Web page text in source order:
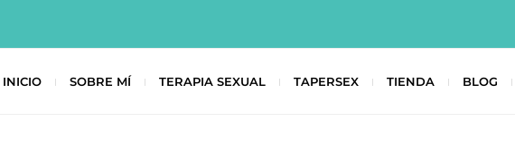
INICIO SOBRE MÍ TERAPIA SEXUAL TAPERSEX TIENDA BLOG